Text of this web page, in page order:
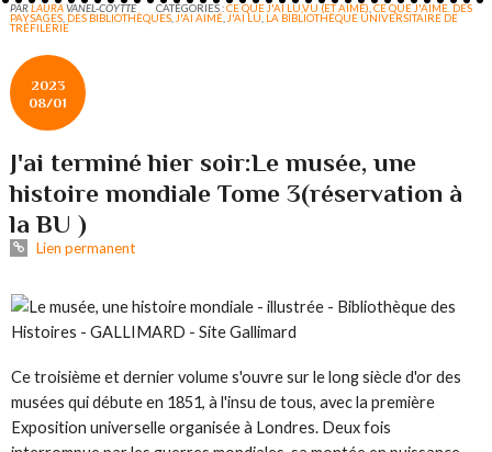
PARLAURAVANEL-COYTTE CATÉGORIES :CE QUE J'AI LU,VU (ET AIMÉ) ,CE QUE J'AIME. DES
PAYSAGES DES BIBLIOTHÈQUES J'AI AIMÉ J'AI LU LA BIBLIOTHÈQUE UNIVERSITAIRE DE
TRÉFILERIE
2023
08/01
J'ai terminé hier soir:Le musée, une
histoire mondiale Tome 3(réservation à
la BU )
Lien permanent
Ce troisième et dernier volume s'ouvre sur le long siècle d'or des
musées qui débute en 1851, à l'insu de tous, avec la première
Exposition universelle organisée à Londres. Deux fois